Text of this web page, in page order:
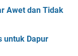
Awet dan Tidak
untuk Dapur